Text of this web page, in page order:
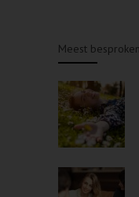
Meest